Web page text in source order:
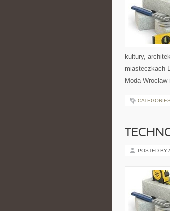
kultury,
miasteczkach
Moda
POSTED BY